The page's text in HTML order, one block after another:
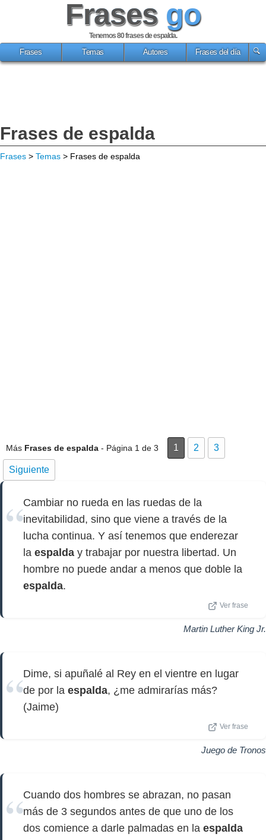
Frases go
Tenemos 80frases de espalda.
Frases
Temas Autores Frases del día
Frases de espalda
Frases > Temas > Frases de espalda
Más Frases de espalda - Página 1 de 3 1 2 3
Siguiente
Cambiar no rueda en las ruedas de la
inevitabilidad, sino que viene a través de la
lucha continua. Y así tenemos que enderezar
la espalda y trabajar por nuestra libertad. Un
hombre no puede andar a menos que doble la
espalda.
Ver frase
Martin Luther King Jr.
Dime, si apuñalé al Rey en el vientre en lugar
de por la espalda, ¿me admirarías más?
(Jaime)
Ver frase
Juego de Tronos
Cuando dos hombres se abrazan, no pasan
más de 3 segundos antes de que uno de los
dos comience a darle palmadas en la espalda